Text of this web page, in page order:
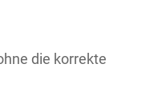
die korrekte